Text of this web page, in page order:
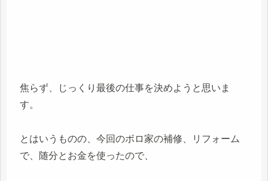
焦らず、じっくり最後の仕事を決めようと思いま
す。
とはいうものの、今回のボロ家の補修、リフォーム
で、随分とお金を使ったので、